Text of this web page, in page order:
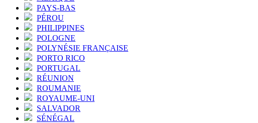
PAYS-BAS
PÉROU
PHILIPPINES
POLOGNE
POLYNÉSIE FRANÇAISE
PORTO RICO
PORTUGAL
RÉUNION
ROUMANIE
ROYAUME-UNI
SALVADOR
SÉNÉGAL